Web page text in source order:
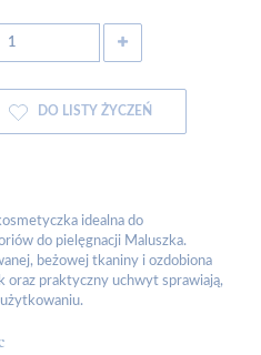
DO LISTY ŻYCZEŃ
idealna do
do pielęgnacji Maluszka.
beżowej tkaniny i ozdobiona
oraz praktyczny uchwyt sprawiają,